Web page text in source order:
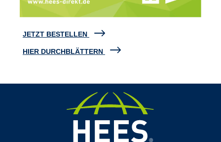
JETZT BESTELLEN
HIER DURCHBLÄTTERN